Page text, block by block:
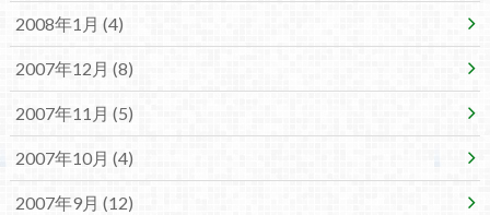
2008年1月 (4)
2007年12月 (8)
2007年11月 (5)
2007年10月 (4)
2007年9月 (12)